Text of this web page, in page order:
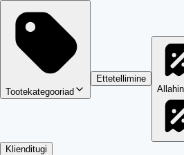
Tootekategooriad
Ettetellimine
Klienditugi